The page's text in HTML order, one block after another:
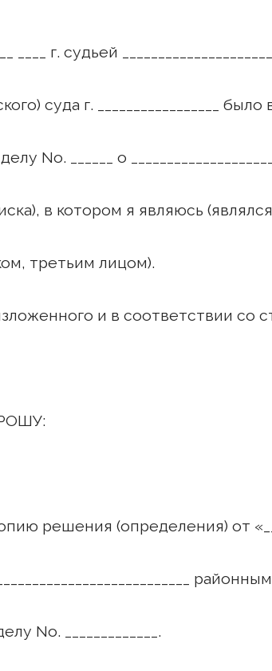
____ г. судьей
суда г. _________________
No. ______ о
в котором я являюсь (являлся)
третьим лицом).
и в соответствии со
решения (определения) от
No. _____________.